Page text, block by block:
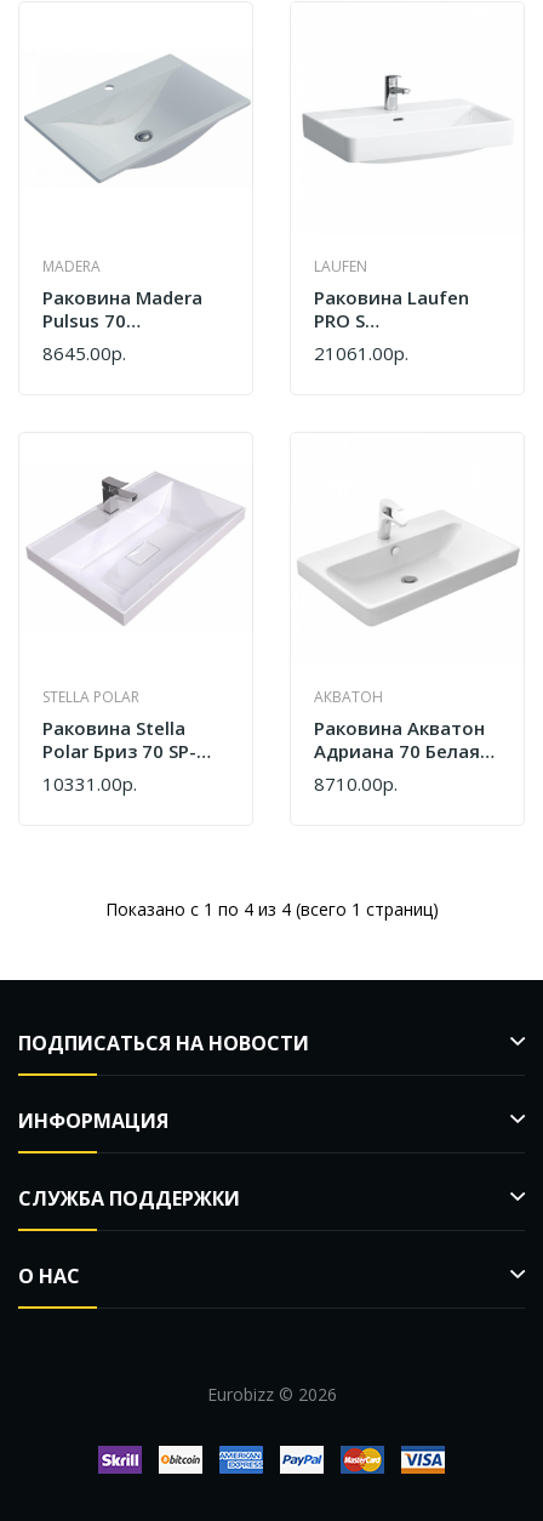
MADERA
Раковина Madera
Pulsus 70
4627173210485
Белый
8645.00р.
LAUFEN
Раковина Laufen
PRO S
8.1096.7.000.104.1
Белый
21061.00р.
STELLA POLAR
Раковина Stella
Polar Бриз 70 SP-
00001479 Белый
10331.00р.
АКВАТОН
Раковина Акватон
Адриана 70 Белая
1WH501628
8710.00р.
Показано с 1 по 4 из 4 (всего 1 страниц)
ПОДПИСАТЬСЯ НА НОВОСТИ
ИНФОРМАЦИЯ
СЛУЖБА ПОДДЕРЖКИ
О НАС
Eurobizz © 2026